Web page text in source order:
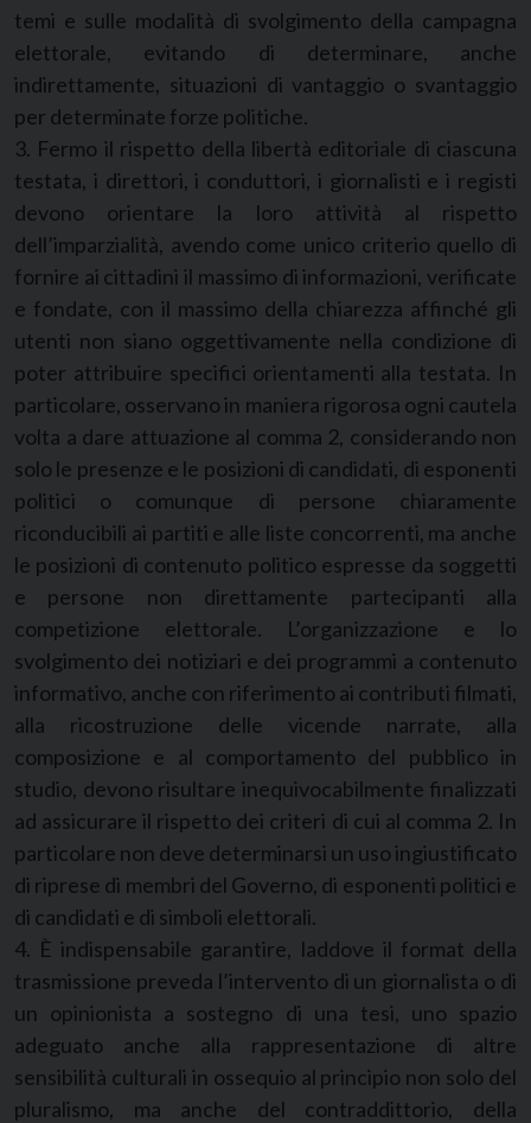
temi e sulle modalità di svolgimento della campagna
elettorale, evitando di determinare, anche
indirettamente, situazioni di vantaggio o svantaggio
per determinate forze politiche.
3. Fermo il rispetto della libertà editoriale di ciascuna
testata, i direttori, i conduttori, i giornalisti e i registi
devono orientare la loro attività al rispetto
dell’imparzialità, avendo come unico criterio quello di
fornire ai cittadini il massimo di informazioni, verificate
e fondate, con il massimo della chiarezza affinché gli
utenti non siano oggettivamente nella condizione di
poter attribuire specifici orientamenti alla testata. In
particolare, osservano in maniera rigorosa ogni cautela
volta a dare attuazione al comma 2, considerando non
solo le presenze e le posizioni di candidati, di esponenti
politici o comunque di persone chiaramente
riconducibili ai partiti e alle liste concorrenti, ma anche
le posizioni di contenuto politico espresse da soggetti
e persone non direttamente partecipanti alla
competizione elettorale. L’organizzazione e lo
svolgimento dei notiziari e dei programmi a contenuto
informativo, anche con riferimento ai contributi filmati,
alla ricostruzione delle vicende narrate, alla
composizione e al comportamento del pubblico in
studio, devono risultare inequivocabilmente finalizzati
ad assicurare il rispetto dei criteri di cui al comma 2. In
particolare non deve determinarsi un uso ingiustificato
di riprese di membri del Governo, di esponenti politici e
di candidati e di simboli elettorali.
4. È indispensabile garantire, laddove il format della
trasmissione preveda l’intervento di un giornalista o di
un opinionista a sostegno di una tesi, uno spazio
adeguato anche alla rappresentazione di altre
sensibilità culturali in ossequio al principio non solo del
pluralismo, ma anche del contraddittorio, della